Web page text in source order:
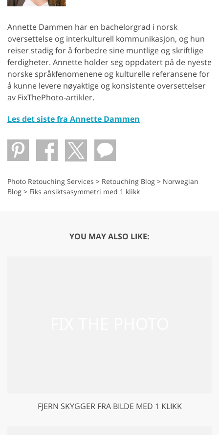
Annette Dammen har en bachelorgrad i norsk
oversettelse og interkulturell kommunikasjon, og hun
reiser stadig for å forbedre sine muntlige og skriftlige
ferdigheter. Annette holder seg oppdatert på de nyeste
norske språkfenomenene og kulturelle referansene for
å kunne levere nøyaktige og konsistente oversettelser
av FixThePhoto-artikler.
Les det siste fra Annette Dammen
Photo Retouching Services > Retouching Blog > Norwegian
Blog > Fiks ansiktsasymmetri med 1 klikk
YOU MAY ALSO LIKE:
FJERN SKYGGER FRA BILDE MED 1 KLIKK